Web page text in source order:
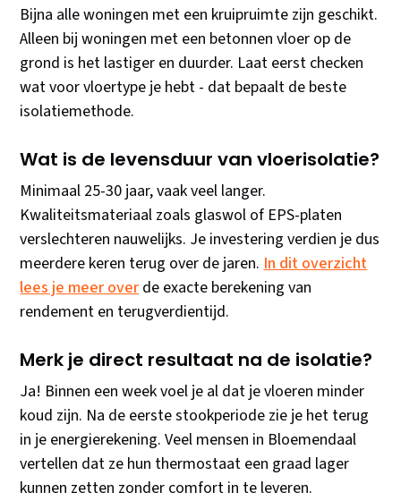
Bijna alle woningen met een kruipruimte zijn geschikt.
Alleen bij woningen met een betonnen vloer op de
grond is het lastiger en duurder. Laat eerst checken
wat voor vloertype je hebt - dat bepaalt de beste
isolatiemethode.
Wat is de levensduur van vloerisolatie?
Minimaal 25-30 jaar, vaak veel langer.
Kwaliteitsmateriaal zoals glaswol of EPS-platen
verslechteren nauwelijks. Je investering verdien je dus
meerdere keren terug over de jaren.In dit overzicht
lees je meer overde exacte berekening van
rendement en terugverdientijd.
Merk je direct resultaat na de isolatie?
Ja! Binnen een week voel je al dat je vloeren minder
koud zijn. Na de eerste stookperiode zie je het terug
in je energierekening. Veel mensen in Bloemendaal
vertellen dat ze hun thermostaat een graad lager
kunnen zetten zonder comfort in te leveren.